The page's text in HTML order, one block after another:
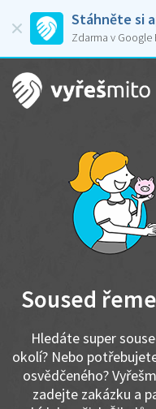
Stáhněte si
Zdarma v Google
Soused
Hledáte super
okolí? Nebo
osvědčeného?
zadejte zakázku a